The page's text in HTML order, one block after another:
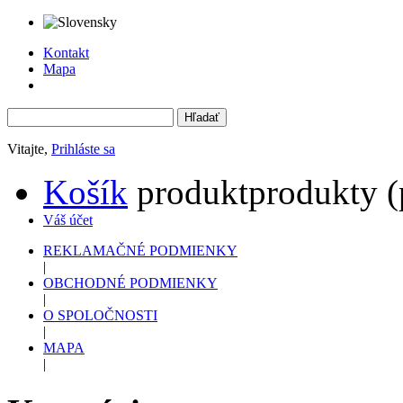
Kontakt
Mapa
Vitajte, Prihláste sa
Košík produktprodukty
Váš účet
REKLAMAČNÉ PODMIENKY
|
OBCHODNÉ PODMIENKY
|
O SPOLOČNOSTI
|
MAPA
|